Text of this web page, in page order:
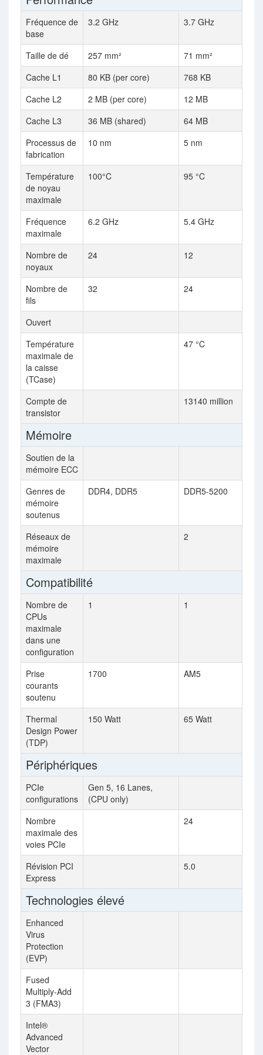
Fréquence de
base
3.2 GHz 3.7 GHz
Taille de dé 257 mm²
71 mm²
Cache L1
80 KB (per core)
768 KB
Cache L2
2 MB (per core)
12 MB
Cache L3
36 MB (shared)
64 MB
Processus de
fabrication
10 nm 5 nm
Température
de noyau
maximale
100°C 95 °C
Fréquence
maximale
6.2 GHz 5.4 GHz
Nombre de
noyaux
24 12
Nombre de
fils
32 24
Ouvert
Température
maximale de
la caisse
(TCase)
47 °C
Compte de
transistor
13140 million
Mémoire
Soutien de la
mémoire ECC
Genres de
mémoire
soutenus
DDR4, DDR5 DDR5-5200
Réseaux de
mémoire
maximale
2
Compatibilité
Nombre de
CPUs
maximale
dans une
configuration
1 1
Prise
courants
soutenu
1700 AM5
Thermal
Design Power
(TDP)
150 Watt 65 Watt
Périphériques
PCIe
configurations
Gen 5, 16 Lanes,
(CPU only)
Nombre
maximale des
voies PCIe
24
Révision PCI
Express
5.0
Technologies élevé
Enhanced
Virus
Protection
(EVP)
Fused
Multiply-Add
3 (FMA3)
Intel®
Advanced
Vector